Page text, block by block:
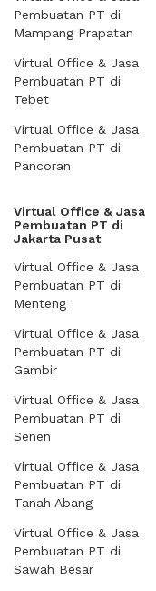
Pembuatan PT di
Mampang Prapatan
Virtual Office & Jasa
Pembuatan PT di
Tebet
Virtual Office & Jasa
Pembuatan PT di
Pancoran
Virtual Office & Jasa
Pembuatan PT di
Jakarta Pusat
Virtual Office & Jasa
Pembuatan PT di
Menteng
Virtual Office & Jasa
Pembuatan PT di
Gambir
Virtual Office & Jasa
Pembuatan PT di
Senen
Virtual Office & Jasa
Pembuatan PT di
Tanah Abang
Virtual Office & Jasa
Pembuatan PT di
Sawah Besar